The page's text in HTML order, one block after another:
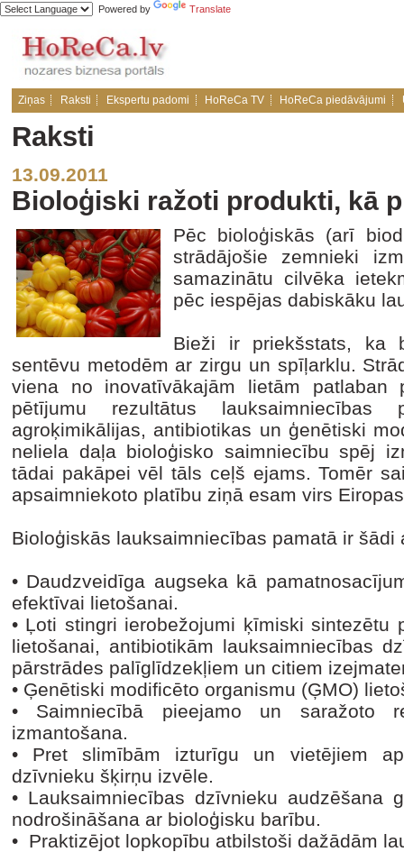
Powered by Translate
Ziņas Raksti Ekspertu padomi HoReCa TV HoReCa piedāvājumi
Raksti
13.09.2011
Bioloģiski ražoti produkti, kā
Pēc bioloģiskās (arī
strādājošie zemnieki
samazinātu cilvēka
pēc iespējas dabiskāku
Bieži ir priekšstats, ka
sentēvu metodēm ar zirgu un spīļarklu.
viena no inovatīvākajām lietām patlaban
pētījumu rezultātus lauksaimniecības
agroķimikālijas, antibiotikas un ģenētiski
neliela daļa bioloģisko saimniecību spēj
tādai pakāpei vēl tāls ceļš ejams. Tomēr
apsaimniekoto platību ziņā esam virs
Bioloģiskās lauksaimniecības pamatā ir šādi
• Daudzveidīga augseka kā
efektīvai lietošanai.
• Ļoti stingri ierobežojumi ķīmiski sintezētu
lietošanai, antibiotikām lauksaimniecības
pārstrādes palīglīdzekļiem un citiem
• Ģenētiski modificēto organismu (ĢMO)
• Saimniecībā pieejamo un saražoto
izmantošana.
• Pret slimībām izturīgu un vietējiem
dzīvnieku šķirņu izvēle.
• Lauksaimniecības dzīvnieku
nodrošināšana ar bioloģisku barību.
• Praktizējot lopkopību atbilstoši dažādām